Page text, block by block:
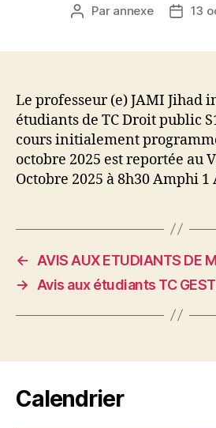
Auteur
Par annexe
Date
13
Le professeur (e) JAMI Jihad
étudiants de TC Droit public
cours initialement
octobre 2025 est reportée au
Octobre 2025 à 8h30 Amphi 1
←
AVIS AUX ETUDIANTS DE
→
Avis aux étudiants TC
Calendrier